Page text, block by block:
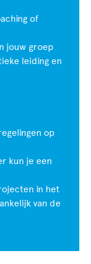
of
jouw groep
leiding en
op
kun je een
in het
van de